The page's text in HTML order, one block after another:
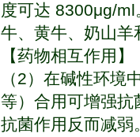
度可达 8300μg/
牛、黄牛、奶山
【药物相互作用
（2）在碱性环境
等）合用可增强
抗菌作用反而减弱